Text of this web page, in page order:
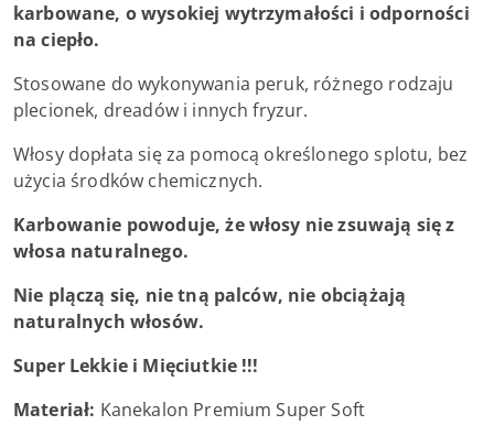
karbowane, o wysokiej wytrzymałości i odporności
na ciepło.
Stosowane do wykonywania peruk, różnego rodzaju
plecionek, dreadów i innych fryzur.
Włosy dopłata się za pomocą określonego splotu, bez
użycia środków chemicznych.
Karbowanie powoduje, że włosy nie zsuwają się z
włosa naturalnego.
Nie plączą się, nie tną palców, nie obciążają
naturalnych włosów.
Super Lekkie i Mięciutkie !!!
Materiał: Kanekalon Premium Super Soft